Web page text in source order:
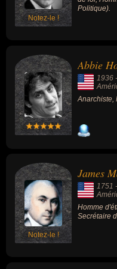
Notez-le !
Politique).
Abbie
1936 -
Anarchiste,
Notez-le !
James
1751 -
Homme
Secrétaire